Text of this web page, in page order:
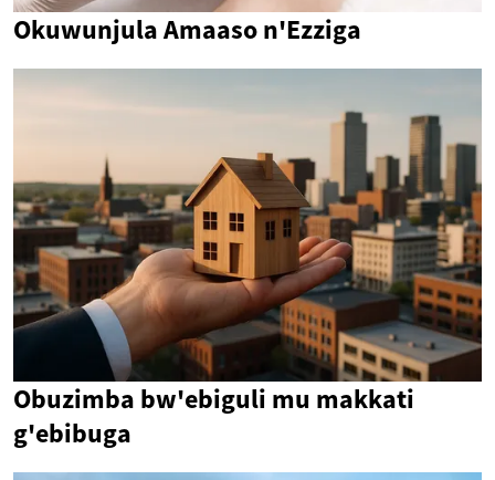
Okuwunjula Amaaso n'Ezziga
Obuzimba bw'ebiguli mu makkati
g'ebibuga